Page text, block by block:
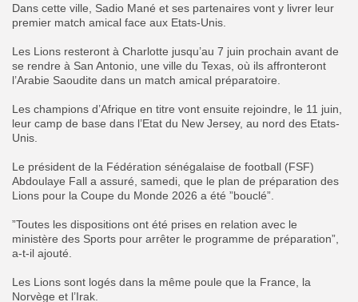
‎Dans cette ville, Sadio Mané et ses partenaires vont y livrer leur
premier match amical face aux Etats-Unis.
‎Les Lions resteront à Charlotte jusqu’au 7 juin prochain avant de
se rendre à San Antonio, une ville du Texas, où ils affronteront
l’Arabie Saoudite dans un match amical préparatoire.
‎Les champions d’Afrique en titre vont ensuite rejoindre, le 11 juin,
leur camp de base dans l’Etat du New Jersey, au nord des Etats-
Unis.
‎Le président de la Fédération sénégalaise de football (FSF)
Abdoulaye Fall a assuré, samedi, que le plan de préparation des
Lions pour la Coupe du Monde 2026 a été ”bouclé”.
”Toutes les dispositions ont été prises en relation avec le
ministère des Sports pour arrêter le programme de préparation”,
a-t-il ajouté.
‎Les Lions sont logés dans la même poule que la France, la
Norvège et l’Irak.